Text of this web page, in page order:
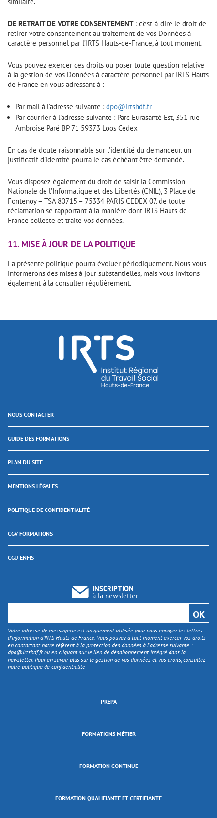
DE RETRAIT DE VOTRE CONSENTEMENT : c’est-à-dire le droit de
retirer votre consentement au traitement de vos Données à
caractère personnel par l’IRTS Hauts-de-France, à tout moment.
Vous pouvez exercer ces droits ou poser toute question relative
à la gestion de vos Données à caractère personnel par IRTS Hauts
de France en vous adressant à :
Par mail à l’adresse suivante : dpo@irtshdf.fr
Par courrier à l’adresse suivante : Parc Eurasanté Est, 351 rue
Ambroise Paré BP 71 59373 Loos Cedex
En cas de doute raisonnable sur l’identité du demandeur, un
justificatif d’identité pourra le cas échéant être demandé.
Vous disposez également du droit de saisir la Commission
Nationale de l’Informatique et des Libertés (CNIL), 3 Place de
Fontenoy – TSA 80715 – 75334 PARIS CEDEX 07, de toute
réclamation se rapportant à la manière dont IRTS Hauts de
France collecte et traite vos données.
11. MISE À JOUR DE LA POLITIQUE
La présente politique pourra évoluer périodiquement. Nous vous
informerons des mises à jour substantielles, mais vous invitons
également à la consulter régulièrement.
NOUS CONTACTER
GUIDE DES FORMATIONS
PLAN DU SITE
MENTIONS LÉGALES
POLITIQUE DE CONFIDENTIALITÉ
CGV FORMATIONS
CGU ENFIS
INSCRIPTION
à la newsletter
Votre adresse de messagerie est uniquement utilisée pour vous envoyer les lettres
d'information d’IRTS Hauts de France. Vous pouvez à tout moment exercer vos droits
en contactant notre référent à la protection des données à l’adresse suivante :
dpo@irtshdf.frou en cliquant sur le lien de désabonnement intégré dans la
newsletter. Pour en savoir plus sur la gestion de vos données et vos droits, consultez
notre politique de confidentialité
PRÉPA
FORMATIONS MÉTIER
FORMATION CONTINUE
FORMATION QUALIFIANTE ET CERTIFIANTE